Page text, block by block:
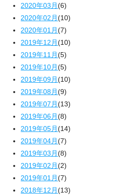
2020年03月(6)
2020年02月(10)
2020年01月(7)
2019年12月(10)
2019年11月(5)
2019年10月(5)
2019年09月(10)
2019年08月(9)
2019年07月(13)
2019年06月(8)
2019年05月(14)
2019年04月(7)
2019年03月(8)
2019年02月(2)
2019年01月(7)
2018年12月(13)